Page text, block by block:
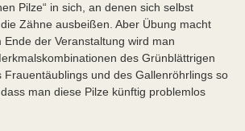
Pilze“ in sich, an denen sich selbst
Zähne ausbeißen. Aber Übung macht
der Veranstaltung wird man
des Grünblättrigen
Frauentäublings und des Gallenröhrlings so
man diese Pilze künftig problemlos